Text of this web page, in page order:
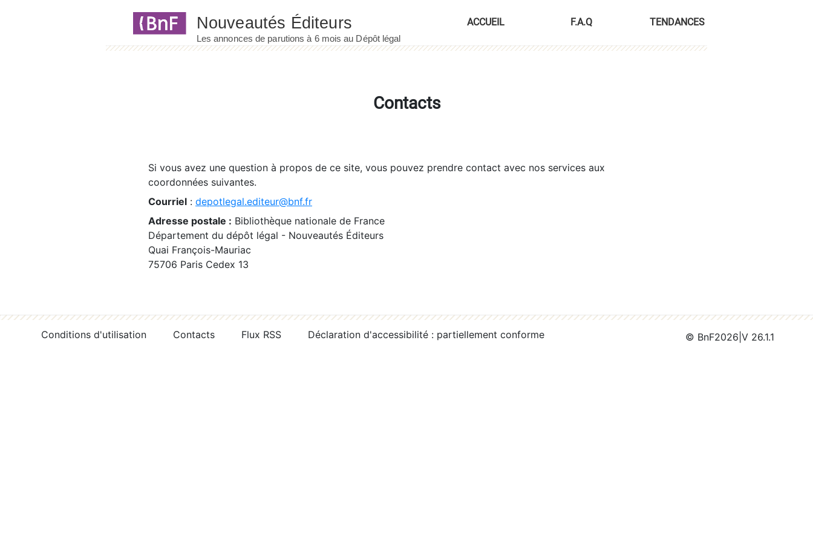
ACCUEIL F.A.Q TENDANCES
Contacts
Si vous avez une question à propos de ce site, vous pouvez prendre contact avec nos services aux
coordonnées suivantes.
Courriel : depotlegal.editeur@bnf.fr
Adresse postale : Bibliothèque nationale de France
Département du dépôt légal - Nouveautés Éditeurs
Quai François-Mauriac
75706 Paris Cedex 13
Conditions d'utilisation Contacts Flux RSS Déclaration d'accessibilité : partiellement conforme © BnF2026 V 26.1.1